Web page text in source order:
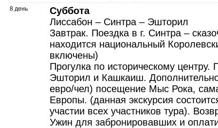
8 день
Суббота
Лиссабон – Синтра – Эшторил
Завтрак. Поездка в г. Синтра –
находится национальный
включены)
Прогулка по историческому центру.
Эшторил и Кашкаиш.
евро/чел) посещение Мыс Рока,
Европы. (данная экскурсия
участии всех участников тура).
Ужин для забронировавших и